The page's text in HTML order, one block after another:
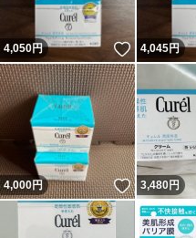
4,050円 いいね！
4,045円
4,000円 いいね！
3,480円